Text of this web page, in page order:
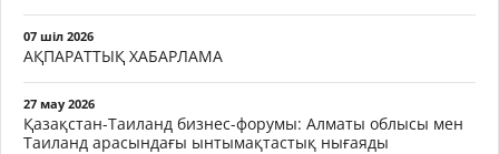
07 шіл 2026
АҚПАРАТТЫҚ ХАБАРЛАМА
27 мау 2026
Қазақстан-Таиланд бизнес-форумы: Алматы облысы мен
Таиланд арасындағы ынтымақтастық нығаяды